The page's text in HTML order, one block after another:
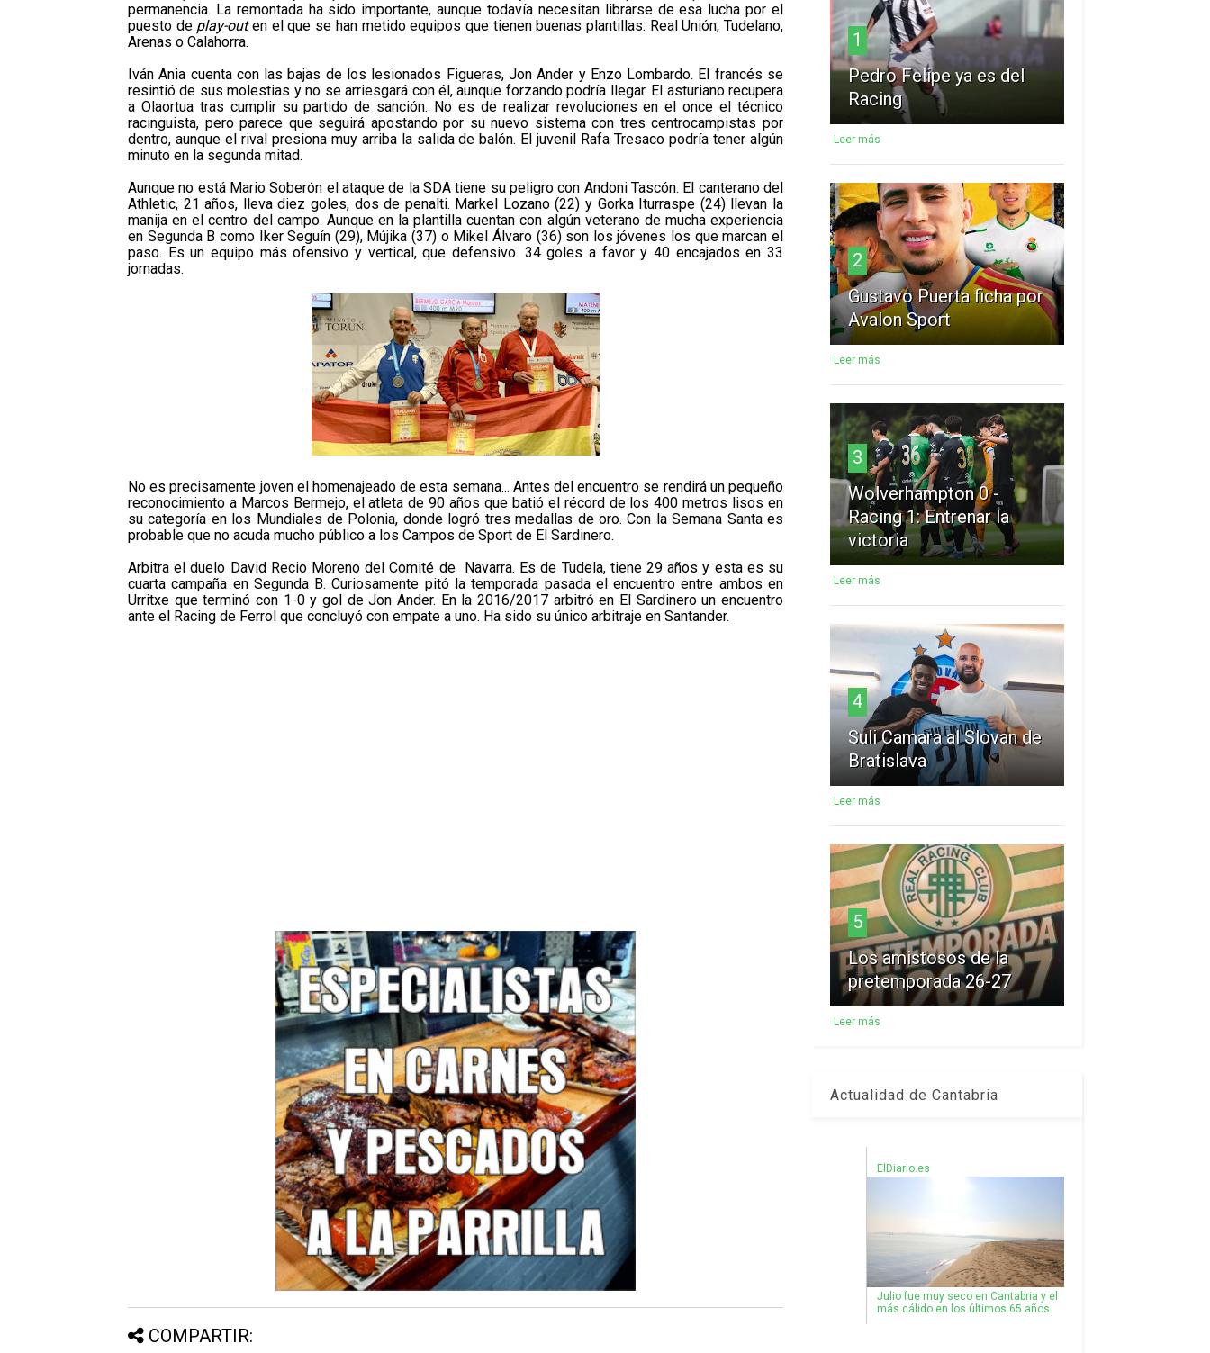
permanencia. La remontada ha sido importante, aunque todavía necesitan librarse de esa lucha por el
puesto de play-outen el que se han metido equipos que tienen buenas plantillas: Real Unión, Tudelano,
Arenas o Calahorra.
Iván Ania cuenta con las bajas de los lesionados Figueras, Jon Ander y Enzo Lombardo. El francés se
resintió de sus molestias y no se arriesgará con él, aunque forzando podría llegar. El asturiano recupera
a Olaortua tras cumplir su partido de sanción. No es de realizar revoluciones en el once el técnico
racinguista, pero parece que seguirá apostando por su nuevo sistema con tres centrocampistas por
dentro, aunque el rival presiona muy arriba la salida de balón. El juvenil Rafa Tresaco podría tener algún
minuto en la segunda mitad.
Aunque no está Mario Soberón el ataque de la SDA tiene su peligro con Andoni Tascón. El canterano del
Athletic, 21 años, lleva diez goles, dos de penalti. Markel Lozano (22) y Gorka Iturraspe (24) llevan la
manija en el centro del campo. Aunque en la plantilla cuentan con algún veterano de mucha experiencia
en Segunda B como Iker Seguín (29), Mújika (37) o Mikel Álvaro (36) son los jóvenes los que marcan el
paso. Es un equipo más ofensivo y vertical, que defensivo. 34 goles a favor y 40 encajados en 33
jornadas.
No es precisamente joven el homenajeado de esta semana... Antes del encuentro se rendirá un pequeño
reconocimiento a Marcos Bermejo, el atleta de 90 años que batió el récord de los 400 metros lisos en
su categoría en los Mundiales de Polonia, donde logró tres medallas de oro.Con la Semana Santa es
probable que no acuda mucho público a los Campos de Sport de El Sardinero.
Arbitra el duelo David Recio Moreno del Comité de Navarra. Es de Tudela, tiene 29 años y esta es su
cuarta campaña en Segunda B. Curiosamente pitó la temporada pasada el encuentro entre ambos en
Urritxe que terminó con 1-0 y gol de Jon Ander. En la 2016/2017 arbitró en El Sardinero un encuentro
ante el Racing de Ferrol que concluyó con empate a uno. Ha sido su único arbitraje en Santander.
COMPARTIR:
1
Pedro Felipe ya es del
Racing
Leer más
2
Gustavo Puerta ficha por
Avalon Sport
Leer más
3
Wolverhampton 0 -
Racing 1: Entrenar la
victoria
Leer más
4
Suli Camara al Slovan de
Bratislava
Leer más
5
Los amistosos de la
pretemporada 26-27
Leer más
Actualidad de Cantabria
ElDiario.es
Julio fue muy seco en Cantabria y el
más cálido en los últimos 65 años